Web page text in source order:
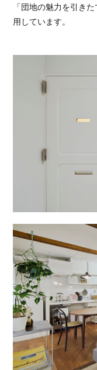
「団地の魅力を引き
用しています。